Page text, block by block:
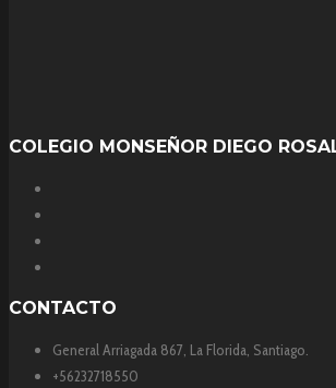
COLEGIO MONSEÑOR DIEGO
CONTACTO
General Arriagada 867, La Florida, Santiago.
+56232718550